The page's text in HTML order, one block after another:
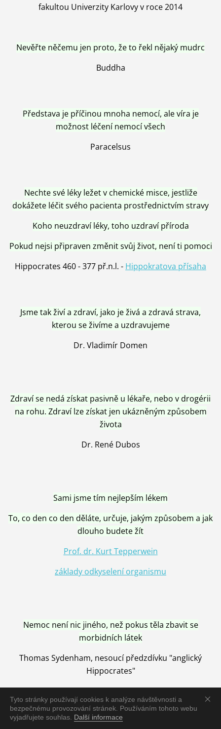
Tyto stránky používají cookies k analýze návštěvnosti a
bezpečnému provozování stránek. Používáním tohoto webu
vyjadřujete souhlas. Další informace
fakultou Univerzity Karlovy v roce 2014
Nevěřte něčemu jen proto, že to řekl nějaký mudrc
Buddha
Představa je příčinou mnoha nemocí, ale víra je
možnost léčení nemocí všech
Paracelsus
Nechte své léky ležet v chemické misce, jestliže
dokážete léčit svého pacienta prostřednictvím stravy
Koho neuzdraví léky, toho uzdraví příroda
Pokud nejsi připraven změnit svůj život, není ti pomoci
Hippocrates 460 - 377 př.n.l. - Hippokratova přísaha
Jsme tak živí a zdraví, jako je živá a zdravá strava,
kterou se živíme a uzdravujeme
Dr. Vladimír Domen
Zdraví se nedá získat pasivně u lékaře, nebo v drogérii
na rohu. Zdraví lze získat jen ukázněným způsobem
života
Dr. René Dubos
Sami jsme tím nejlepším lékem
To, co den co den děláte, určuje, jakým způsobem a jak
dlouho budete žít
Prof. dr. Kurt Tepperwein
základy odkyselení organismu
Nemoc není nic jiného, než pokus těla zbavit se
morbidních látek
Thomas Sydenham, nesoucí předzdívku "anglický
Hippocrates"
Nemoc je vyléčena jen pomocí Přírody, neutralizací a